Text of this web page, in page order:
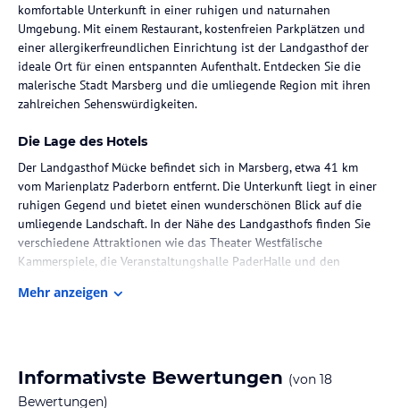
komfortable Unterkunft in einer ruhigen und naturnahen
Umgebung. Mit einem Restaurant, kostenfreien Parkplätzen und
einer allergikerfreundlichen Einrichtung ist der Landgasthof der
ideale Ort für einen entspannten Aufenthalt. Entdecken Sie die
malerische Stadt Marsberg und die umliegende Region mit ihren
zahlreichen Sehenswürdigkeiten.
Die Lage des Hotels
Der Landgasthof Mücke befindet sich in Marsberg, etwa 41 km
vom Marienplatz Paderborn entfernt. Die Unterkunft liegt in einer
ruhigen Gegend und bietet einen wunderschönen Blick auf die
umliegende Landschaft. In der Nähe des Landgasthofs finden Sie
verschiedene Attraktionen wie das Theater Westfälische
Kammerspiele, die Veranstaltungshalle PaderHalle und den
der Nähe.
gemütlich eingerichtet. Jedes Zimmer verfügt über einen
Schreibtisch, einen Flachbild-TV und ein eigenes Bad. Bettwäsche
Mehr anzeigen
Informativste Bewertungen (von 18
Bewertungen)